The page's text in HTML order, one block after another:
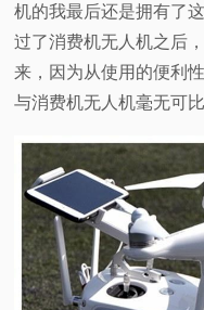
机的我最后还是拥有了
过了消费机无人机之后
来，因为从使用的便利
与消费机无人机毫无可比